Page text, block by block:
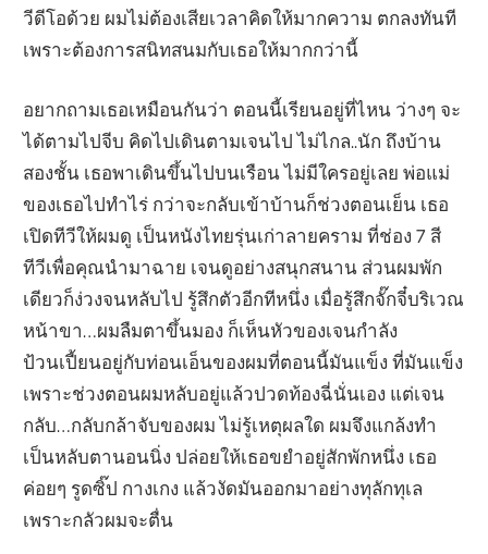
วีดีโอด้วย ผมไม่ต้องเสียเวลาคิดให้มากความ ตกลงทันที
เพราะต้องการสนิทสนมกับเธอให้มากกว่านี้
อยากถามเธอเหมือนกันว่า ตอนนี้เรียนอยู่ที่ไหน ว่างๆ จะ
ได้ตามไปจีบ คิดไปเดินตามเจนไป ไม่ไกล..นัก ถึงบ้าน
สองชั้น เธอพาเดินขึ้นไปบนเรือน ไม่มีใครอยู่เลย พ่อแม่
ของเธอไปทำไร่ กว่าจะกลับเข้าบ้านก็ช่วงตอนเย็น เธอ
เปิดทีวีให้ผมดู เป็นหนังไทยรุ่นเก่าลายคราม ที่ช่อง 7 สี
ทีวีเพื่อคุณนำมาฉาย เจนดูอย่างสนุกสนาน ส่วนผมพัก
เดียวก็ง่วงจนหลับไป รู้สึกตัวอีกทีหนึ่ง เมื่อรู้สึกจั๊กจี๋บริเวณ
หน้าขา…ผมลืมตาขึ้นมอง ก็เห็นหัวของเจนกำลัง
ป้วนเปี้ยนอยู่กับท่อนเอ็นของผมที่ตอนนี้มันแข็ง ที่มันแข็ง
เพราะช่วงตอนผมหลับอยู่แล้วปวดท้องฉี่นั่นเอง แต่เจน
กลับ…กลับกล้าจับของผม ไม่รู้เหตุผลใด ผมจึงแกล้งทำ
เป็นหลับตานอนนิ่ง ปล่อยให้เธอขยำอยู่สักพักหนึ่ง เธอ
ค่อยๆ รูดซิ๊ป กางเกง แล้วงัดมันออกมาอย่างทุลักทุเล
เพราะกลัวผมจะตื่น